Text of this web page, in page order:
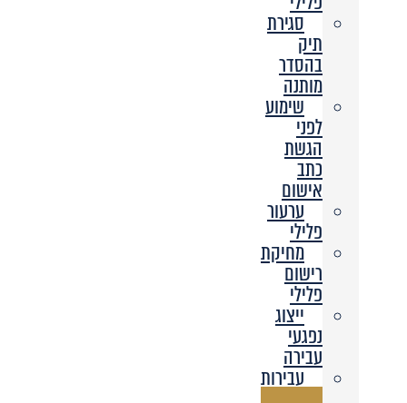
סגירת
תיק
בהסדר
מותנה
שימוע
לפני
הגשת
כתב
אישום
ערעור
פלילי
מחיקת
רישום
פלילי
ייצוג
נפגעי
עבירה
עבירות